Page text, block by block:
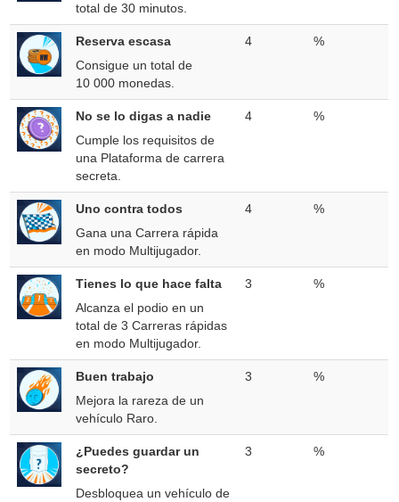
total de 30 minutos.
Reserva escasa
Consigue un total de
10 000 monedas.
4 %
No se lo digas a nadie
Cumple los requisitos de
una Plataforma de carrera
secreta.
4 %
Uno contra todos
Gana una Carrera rápida
en modo Multijugador.
4 %
Tienes lo que hace falta
Alcanza el podio en un
total de 3 Carreras rápidas
en modo Multijugador.
3 %
Buen trabajo
Mejora la rareza de un
vehículo Raro.
3 %
¿Puedes guardar un
secreto?
Desbloquea un vehículo de
3 %